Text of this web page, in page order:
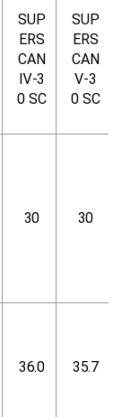
SUP
ERS
CAN
Ⅳ-3
0 SC
SUP
ERS
CAN
Ⅴ-3
0 SC
30 30
36.0 35.7